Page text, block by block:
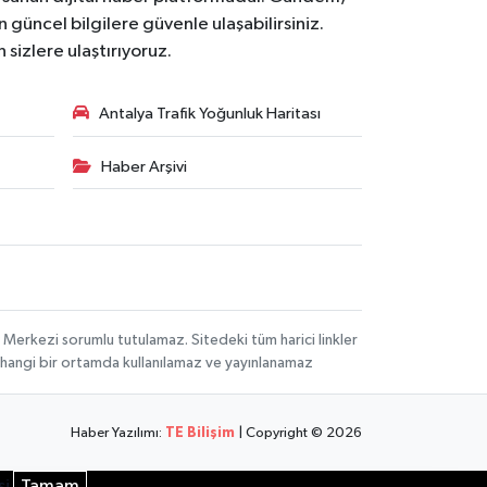
güncel bilgilere güvenle ulaşabilirsiniz.
ulaştırıyoruz.
Antalya Trafik Yoğunluk Haritası
Haber Arşivi
Merkezi sorumlu tutulamaz. Sitedeki tüm harici linkler
bir ortamda kullanılamaz ve yayınlanamaz
Haber Yazılımı: TE Bilişim | Copyright © 2026